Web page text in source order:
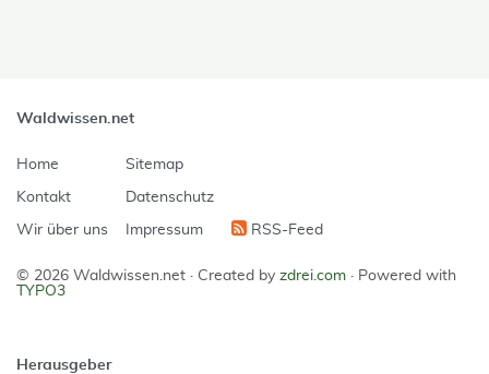
Waldwissen.net
Home
Kontakt
Wir über uns
Sitemap
Datenschutz
Impressum RSS-Feed
© 2026 Waldwissen.net · Created by zdrei.com · Powered with
TYPO3
Herausgeber